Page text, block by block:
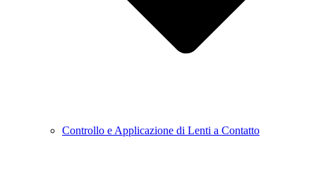
Controllo e Applicazione di Lenti a Contatto